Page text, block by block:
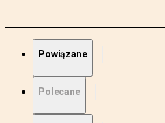
Powiązane
Polecane